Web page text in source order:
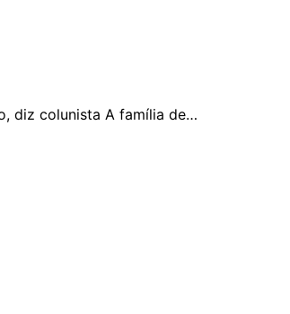
diz colunista A família de…